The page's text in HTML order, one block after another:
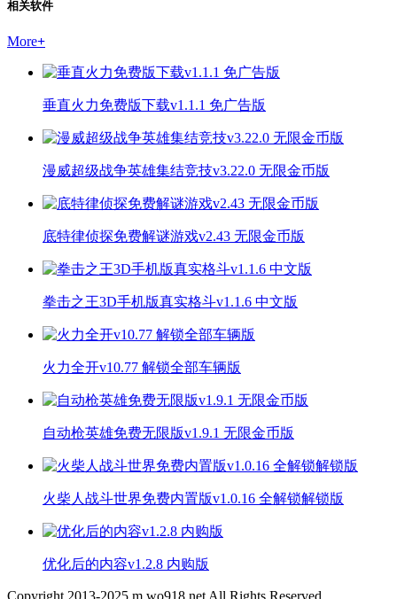
相关软件
More+
垂直火力免费版下载v1.1.1 免广告版
漫威超级战争英雄集结竞技v3.22.0 无限金币版
底特律侦探免费解谜游戏v2.43 无限金币版
拳击之王3D手机版真实格斗v1.1.6 中文版
火力全开v10.77 解锁全部车辆版
自动枪英雄免费无限版v1.9.1 无限金币版
火柴人战斗世界免费内置版v1.0.16 全解锁解锁版
优化后的内容v1.2.8 内购版